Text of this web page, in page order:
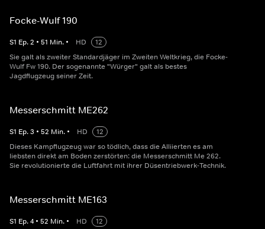
Focke-Wulf 190
S1 Ep.2 • 51 Min. • HD
12
Sie galt als zweiter Standardjäger im Zweiten Weltkrieg, die Focke-
Wulf Fw 190. Der sogenannte "Würger" galt als bestes
Jagdflugzeug seiner Zeit.
Messerschmitt ME262
S1 Ep.3 • 52 Min. • HD
12
Dieses Kampflugzeug war so tödlich, dass die Alliierten es am
liebsten direkt am Boden zerstörten: die Messerschmitt Me 262.
Sie revolutionierte die Luftfahrt mit ihrer Düsentriebwerk-Technik.
Messerschmitt ME163
S1 Ep.4 • 52 Min. • HD
12